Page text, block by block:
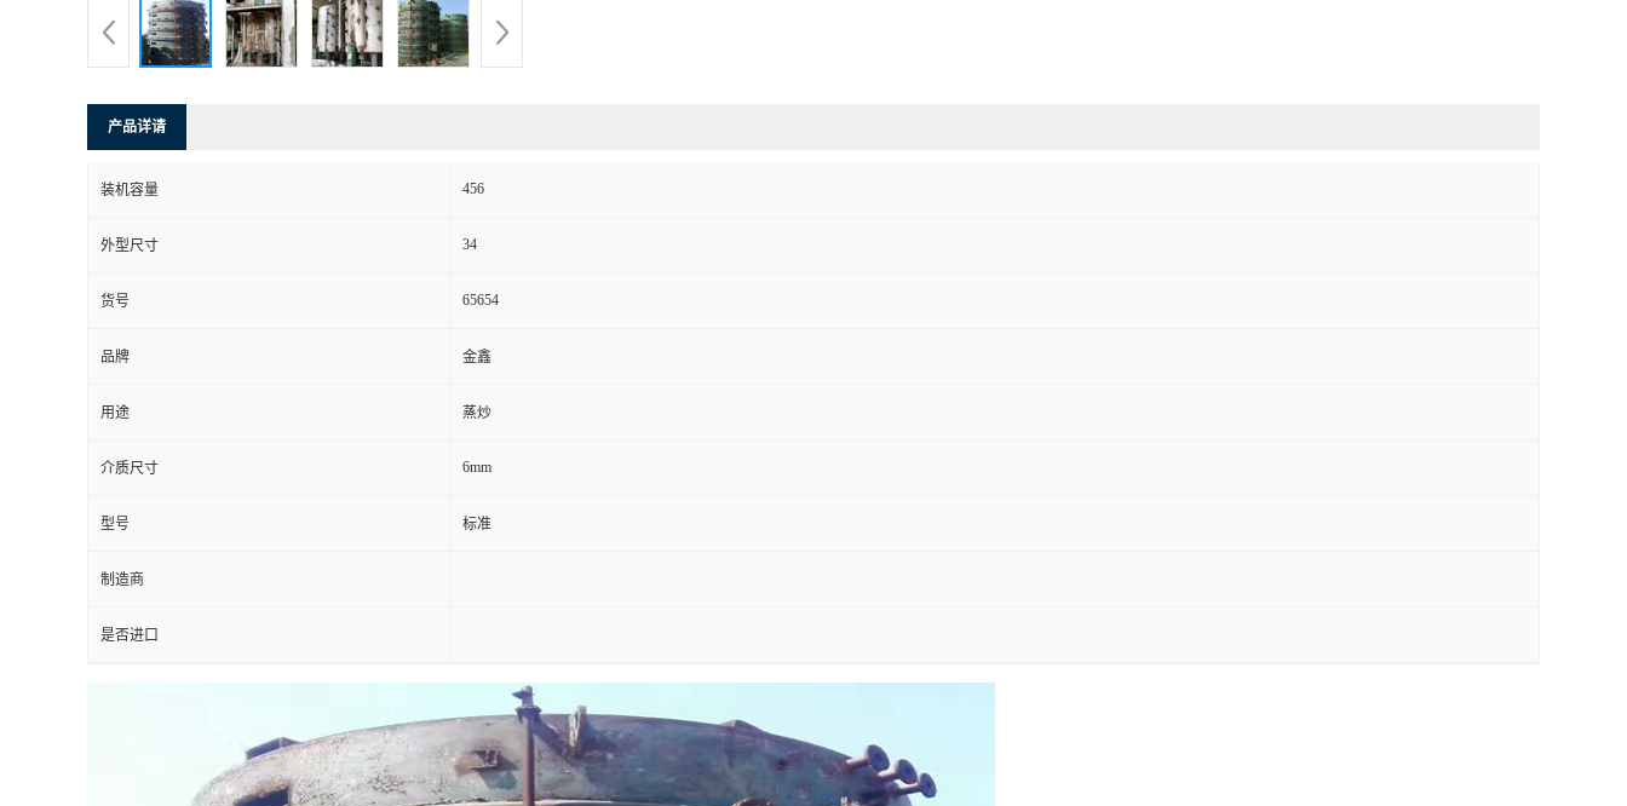
产品详请
装机容量 456
外型尺寸 34
货号 65654
品牌 金鑫
用途 蒸炒
介质尺寸 6mm
型号 标准
制造商
是否进口